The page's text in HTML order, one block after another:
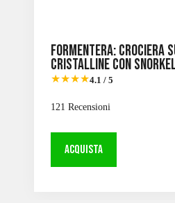
Formentera: Crociera
cristalline con
★★★★4.1 / 5
121 Recensioni
ACQUISTA